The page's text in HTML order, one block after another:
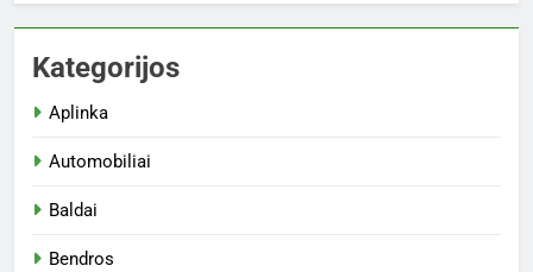
Kategorijos
Aplinka
Automobiliai
Baldai
Bendros